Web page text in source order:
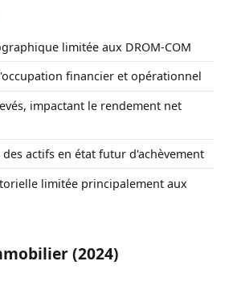
limitée aux DROM-COM
financier et opérationnel
impactant le rendement net
des actifs en état futur d'achèvement
limitée principalement aux
(2024)